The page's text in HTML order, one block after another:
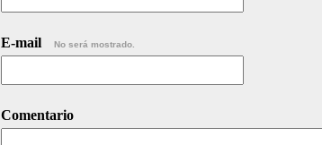
E-mail No será mostrado.
Comentario